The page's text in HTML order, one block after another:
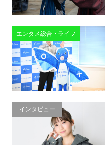
エンタメ総合・ライフ
インタビュー